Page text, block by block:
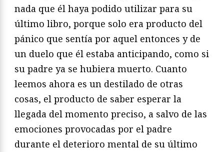
nada que él haya podido utilizar para su
último libro, porque solo era producto del
pánico que sentía por aquel entonces y de
un duelo que él estaba anticipando, como si
su padre ya se hubiera muerto. Cuanto
leemos ahora es un destilado de otras
cosas, el producto de saber esperar la
llegada del momento preciso, a salvo de las
emociones provocadas por el padre
durante el deterioro mental de su último